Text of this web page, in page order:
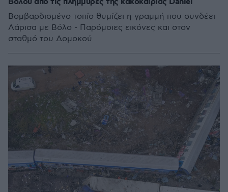
Βομβαρδισμένο τοπίο θυμίζει η γραμμή που συνδέει
Λάρισα με Βόλο - Παρόμοιες εικόνες και στον
σταθμό του Δομοκού